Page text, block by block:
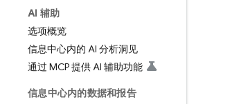
AI 辅助
选项概览
信息中心内的 AI 分析洞见
通过 MCP 提供 AI 辅助功能
信息中心内的数据和报告